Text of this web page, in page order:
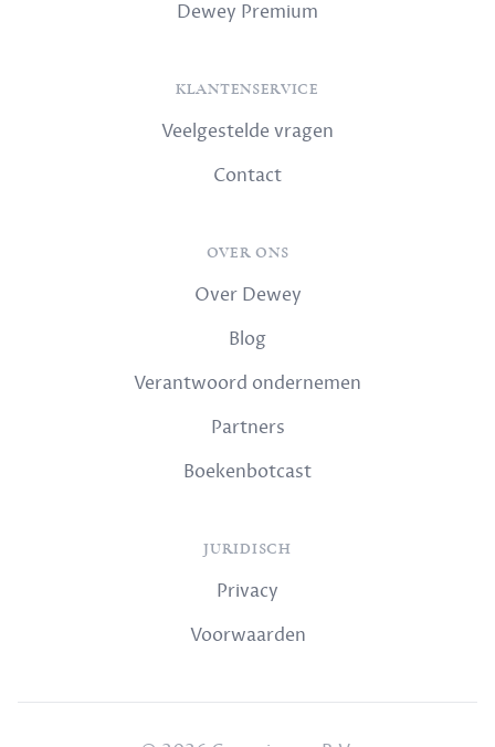
Dewey Premium
KLANTENSERVICE
Veelgestelde vragen
Contact
OVER ONS
Over Dewey
Blog
Verantwoord ondernemen
Partners
Boekenbotcast
JURIDISCH
Privacy
Voorwaarden